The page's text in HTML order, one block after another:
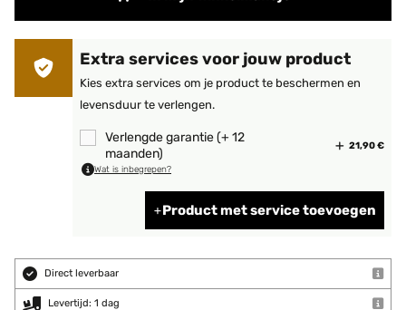
Extra services voor jouw product
Kies extra services om je product te beschermen en
levensduur te verlengen.
Verlengde garantie (+ 12
maanden)
21,90 €
Wat is inbegrepen?
Product met service toevoegen
Direct leverbaar
Levertijd: 1 dag